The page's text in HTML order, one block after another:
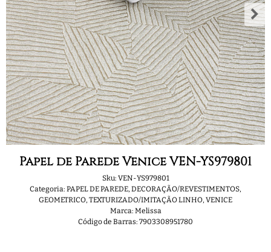
Papel de Parede Venice VEN-YS979801
Sku: VEN-YS979801
Categoria: PAPEL DE PAREDE,DECORAÇÃO/REVESTIMENTOS,
GEOMETRICO,TEXTURIZADO/IMITAÇÃO LINHO,VENICE
Marca: Melissa
Código de Barras: 7903308951780